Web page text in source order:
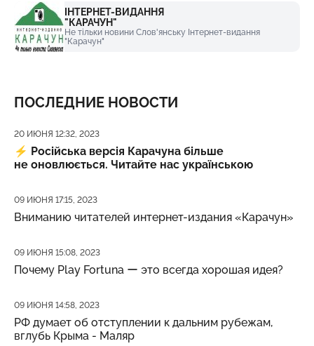
ІНТЕРНЕТ-ВИДАННЯ
"КАРАЧУН"
Не тільки новини Слов'янську Інтернет-видання
"Карачун"
ПОСЛЕДНИЕ НОВОСТИ
Дата публикации
20 ИЮНЯ 12:32, 2023
⚡️ Російська версія Карачуна більше
не оновлюється. Читайте нас українською
Дата публикации
09 ИЮНЯ 17:15, 2023
Вниманию читателей интернет-издания «Карачун»
Дата публикации
09 ИЮНЯ 15:08, 2023
Почему Play Fortuna ー это всегда хорошая идея?
Дата публикации
09 ИЮНЯ 14:58, 2023
РФ думает об отступлении к дальним рубежам,
вглубь Крыма - Маляр